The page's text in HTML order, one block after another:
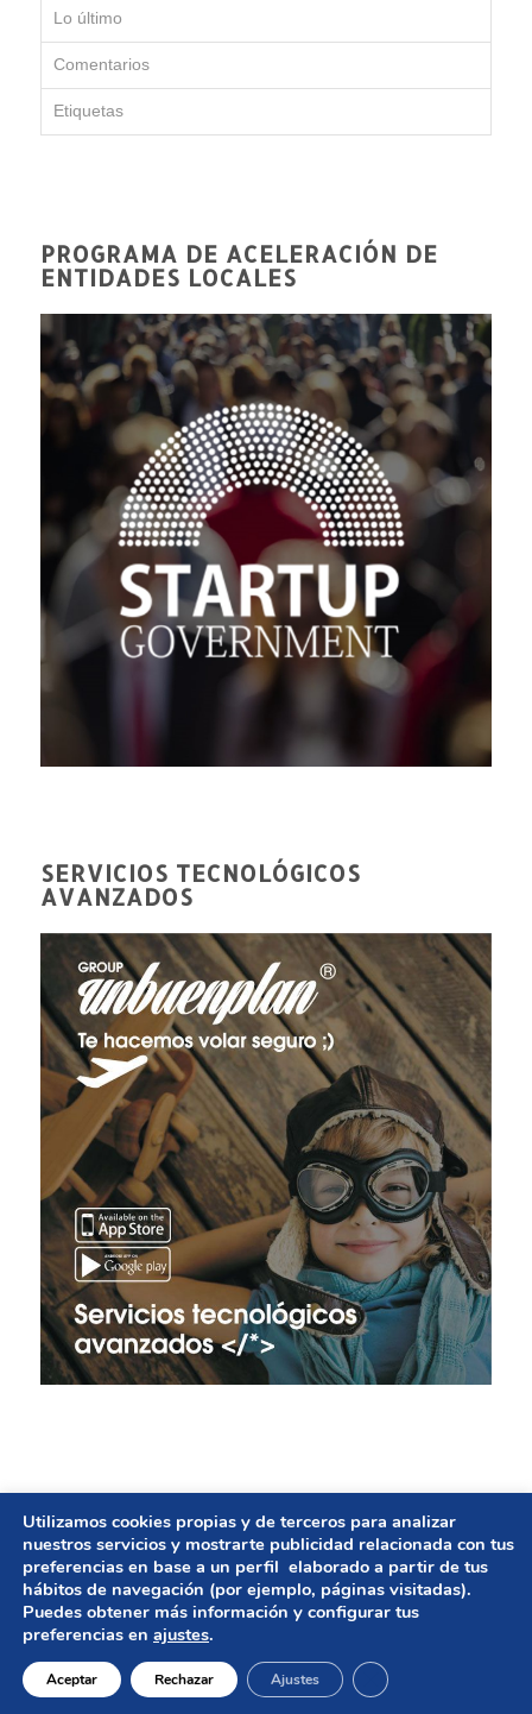
Lo último
Comentarios
Etiquetas
PROGRAMA DE ACELERACIÓN DE
ENTIDADES LOCALES
SERVICIOS TECNOLÓGICOS
AVANZADOS
© Copyright - GESTIÓN DE AYUNTAMIENTOS | Diseño
web
UNBUENPLAN GROUP
Aviso legal
Política de privacidad
Política de cookies
Utilizamos cookies propias y de terceros para analizar
nuestros servicios y mostrarte publicidad relacionada con tus
preferencias en base a un perfil elaborado a partir de tus
hábitos de navegación (por ejemplo, páginas visitadas).
Puedes obtener más información y configurar tus
preferencias en ajustes.
Aceptar Rechazar Ajustes Cerrar el banner de